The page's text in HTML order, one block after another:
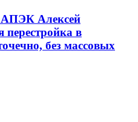
Алексей
перестройка в
без массовых